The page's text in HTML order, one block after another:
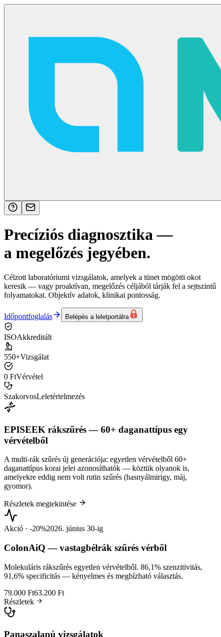
Precíziós diagnosztika —
a megelőzés jegyében.
Célzott laboratóriumi vizsgálatok, amelyek a tünet mögötti okot
keresik — vagy proaktívan, megelőzés céljából tárják fel a sejtszintű
folyamatokat. Objektív adatok, klinikai pontosság.
Időpontfoglalás Belépés a leletportálra
ISOAkkreditált
550+Vizsgálat
0 FtVérvétel
SzakorvosLeletértelmezés
EPISEEK rákszűrés — 60+ daganattípus egy
vérvételből
A multi-rák szűrés új generációja: egyetlen vérvételből 60+
daganattípus korai jelei azonosíthatók — köztük olyanok is,
amelyekre eddig nem volt rutin szűrés (hasnyálmirigy, máj,
gyomor).
Részletek megtekintése
Akció · -20%2026. június 30-ig
ColonAiQ — vastagbélrák szűrés vérből
Molekuláris rákszűrés egyetlen vérvételből. 86,1% szenzitivitás,
91,6% specificitás — kényelmes és megbízható választás.
79.000 Ft63.200 Ft
Részletek
Panaszalapú vizsgálatok